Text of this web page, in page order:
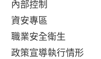
內部控制
資安專區
職業安全衛生
政策宣導執行情形